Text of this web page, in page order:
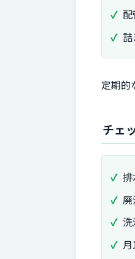
定期的
チェ